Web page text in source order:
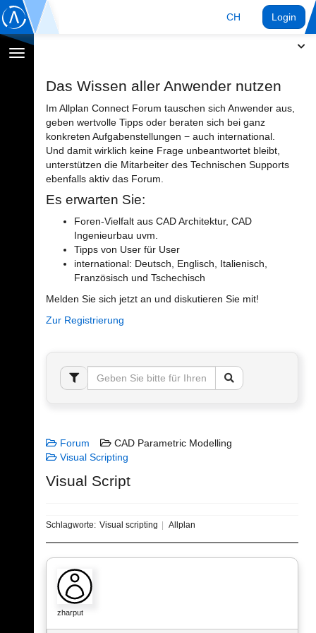
CH Login
Navigation
Das Wissen aller Anwender nutzen
Im Allplan Connect Forum tauschen sich Anwender aus,
geben wertvolle Tipps oder beraten sich bei ganz
konkreten Aufgabenstellungen − auch international.
Und damit wirklich keine Frage unbeantwortet bleibt,
unterstützen die Mitarbeiter des Technischen Supports
ebenfalls aktiv das Forum.
Es erwarten Sie:
Foren-Vielfalt aus CAD Architektur, CAD
Ingenieurbau uvm.
Tipps von User für User
international: Deutsch, Englisch, Italienisch,
Französisch und Tschechisch
Melden Sie sich jetzt an und diskutieren Sie mit!
Zur Registrierung
Forum
CAD Parametric Modelling
Visual Scripting
Visual Script
Schlagworte: Visual scripting Allplan
zharput